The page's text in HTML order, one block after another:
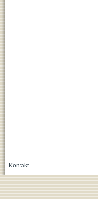
Kontakt